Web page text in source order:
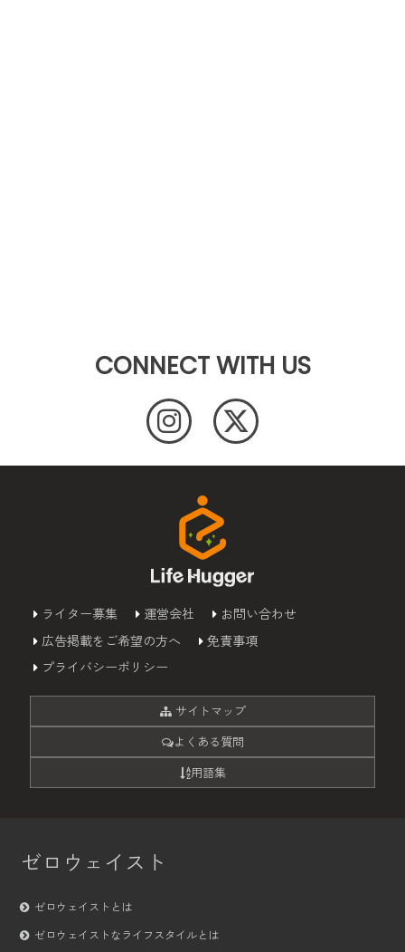
CONNECT WITH US
ライター募集 運営会社
お問い合わせ
広告掲載をご希望の方へ
免責事項
プライバシーポリシー
サイトマップ
よくある質問
用語集
ゼロウェイスト
ゼロウェイストとは
ゼロウェイストなライフスタイルとは